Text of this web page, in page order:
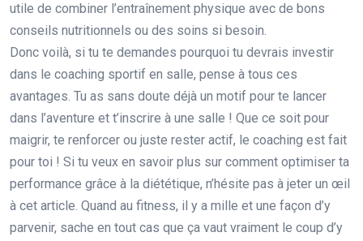
utile de combiner l’entraînement physique avec de bons
conseils nutritionnels ou des soins si besoin.
Donc voilà, si tu te demandes pourquoi tu devrais investir
dans le coaching sportif en salle, pense à tous ces
avantages. Tu as sans doute déjà un motif pour te lancer
dans l’aventure et t’inscrire à une salle ! Que ce soit pour
maigrir, te renforcer ou juste rester actif, le coaching est fait
pour toi ! Si tu veux en savoir plus sur comment optimiser ta
performance grâce à la diététique, n’hésite pas à jeter un œil
à cet article. Quand au fitness, il y a mille et une façon d’y
parvenir, sache en tout cas que ça vaut vraiment le coup d’y